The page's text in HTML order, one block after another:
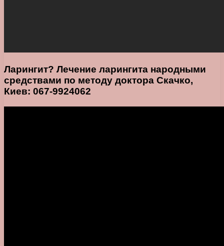
Ларингит? Лечение ларингита народными
средствами по методу доктора Скачко,
Киев: 067-9924062